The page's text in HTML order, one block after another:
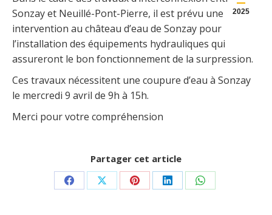
2025
Sonzay et Neuillé-Pont-Pierre, il est prévu une
intervention au château d’eau de Sonzay pour
l’installation des équipements hydrauliques qui
assureront le bon fonctionnement de la surpression.
Ces travaux nécessitent une coupure d’eau à Sonzay
le mercredi 9 avril de 9h à 15h.
Merci pour votre compréhension
Partager cet article
PartagerPartagerPartagerPartagerPartager